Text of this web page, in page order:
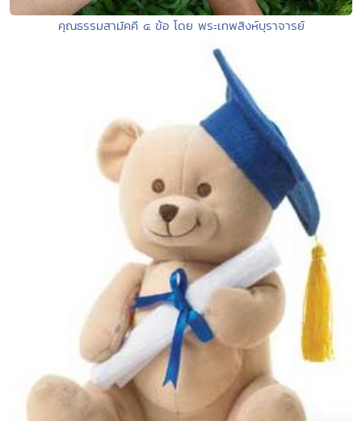
คุณธรรมสามัคคี ๔ ข้อ โดย พระเทพสิงห์บุราจารย์